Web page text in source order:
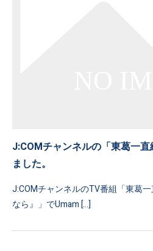
J:COMチャンネルの「東葛一
ました。
J:COMチャンネルのTV番組「東葛
なら』」でUmam […]